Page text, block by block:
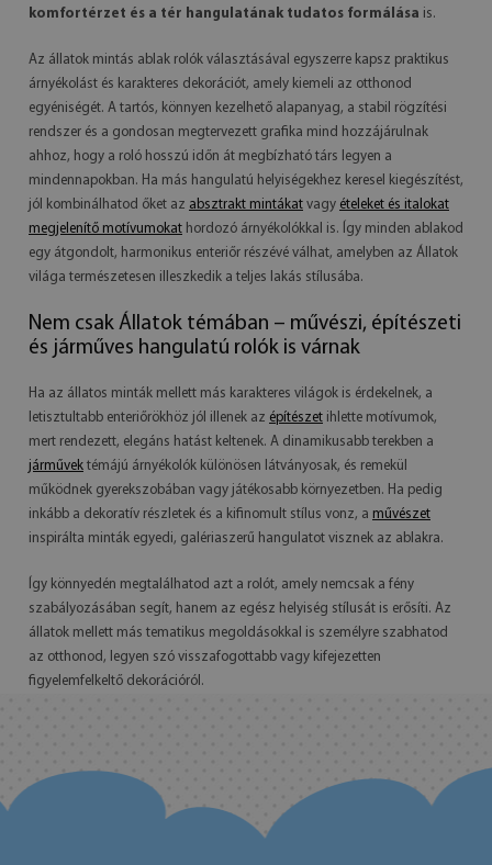
komfortérzet és a tér hangulatának tudatos formálása is.
Az állatok mintás ablak rolók választásával egyszerre kapsz praktikus
árnyékolást és karakteres dekorációt, amely kiemeli az otthonod
egyéniségét. A tartós, könnyen kezelhető alapanyag, a stabil rögzítési
rendszer és a gondosan megtervezett grafika mind hozzájárulnak
ahhoz, hogy a roló hosszú időn át megbízható társ legyen a
mindennapokban. Ha más hangulatú helyiségekhez keresel kiegészítést,
jól kombinálhatod őket az absztrakt mintákat vagy ételeket és italokat
megjelenítő motívumokat hordozó árnyékolókkal is. Így minden ablakod
egy átgondolt, harmonikus enteriőr részévé válhat, amelyben az Állatok
világa természetesen illeszkedik a teljes lakás stílusába.
Nem csak Állatok témában – művészi, építészeti
és járműves hangulatú rolók is várnak
Ha az állatos minták mellett más karakteres világok is érdekelnek, a
letisztultabb enteriőrökhöz jól illenek az építészet ihlette motívumok,
mert rendezett, elegáns hatást keltenek. A dinamikusabb terekben a
járművek témájú árnyékolók különösen látványosak, és remekül
működnek gyerekszobában vagy játékosabb környezetben. Ha pedig
inkább a dekoratív részletek és a kifinomult stílus vonz, a művészet
inspirálta minták egyedi, galériaszerű hangulatot visznek az ablakra.
Így könnyedén megtalálhatod azt a rolót, amely nemcsak a fény
szabályozásában segít, hanem az egész helyiség stílusát is erősíti. Az
állatok mellett más tematikus megoldásokkal is személyre szabhatod
az otthonod, legyen szó visszafogottabb vagy kifejezetten
figyelemfelkeltő dekorációról.